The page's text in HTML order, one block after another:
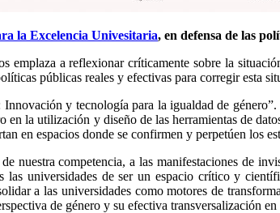
la Excelencia Univesitaria, en defensa de las
a reflexionar críticamente sobre la
públicas reales y efectivas para corregir esta
y tecnología para la igualdad de
la utilización y diseño de las herramientas de
en espacios donde se confirmen y perpetúen los
nuestra competencia, a las manifestaciones de
universidades de ser un espacio crítico y
a las universidades como motores de
de género y su efectiva transversalización